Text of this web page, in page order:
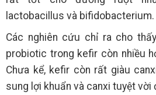
lactobacillus và bifidobacterium.
Các nghiên cứu chỉ ra cho
probiotic trong kefir còn nhiều
Chưa kể, kefir còn rất giàu
sung lợi khuẩn và canxi tuyệt vời